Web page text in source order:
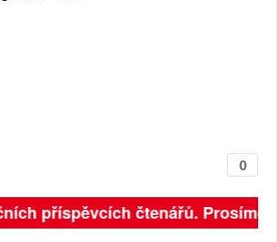
0
příspěvcích čtenářů. Prosíme,